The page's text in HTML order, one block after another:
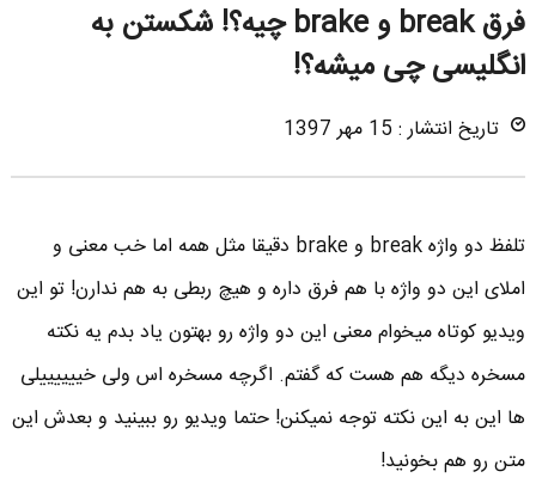
فرق break و brake چیه؟! شکستن به
انگلیسی چی میشه؟!
تاریخ انتشار : 15 مهر 1397
تلفظ دو واژه break و brake دقیقا مثل همه اما خب معنی و
املای این دو واژه با هم فرق داره و هیچ ربطی به هم ندارن! تو این
ویدیو کوتاه میخوام معنی این دو واژه رو بهتون یاد بدم یه نکته
مسخره دیگه هم هست که گفتم. اگرچه مسخره اس ولی خییییییلی
ها این به این نکته توجه نمیکنن! حتما ویدیو رو ببینید و بعدش این
متن رو هم بخونید!